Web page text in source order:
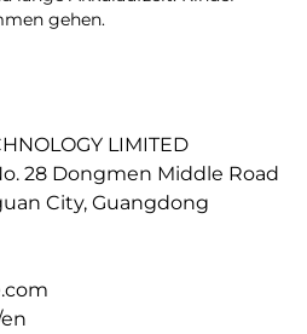
gehen.
dass dein Kind während
Schütze dein Kind, indem
Verfugbar in Englisch,
und Chinesisch.
LIMITED
28 Dongmen Middle Road
City, Guangdong